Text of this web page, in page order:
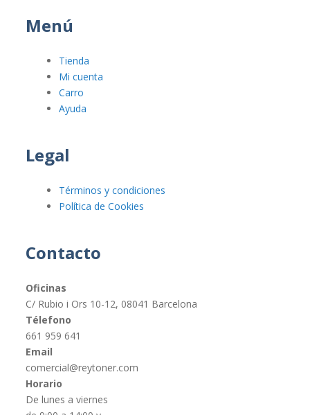
Menú
Tienda
Mi cuenta
Carro
Ayuda
Legal
Términos y condiciones
Política de Cookies
Contacto
Oficinas
C/ Rubio i Ors 10-12, 08041 Barcelona
Télefono
661 959 641
Email
comercial@reytoner.com
Horario
De lunes a viernes